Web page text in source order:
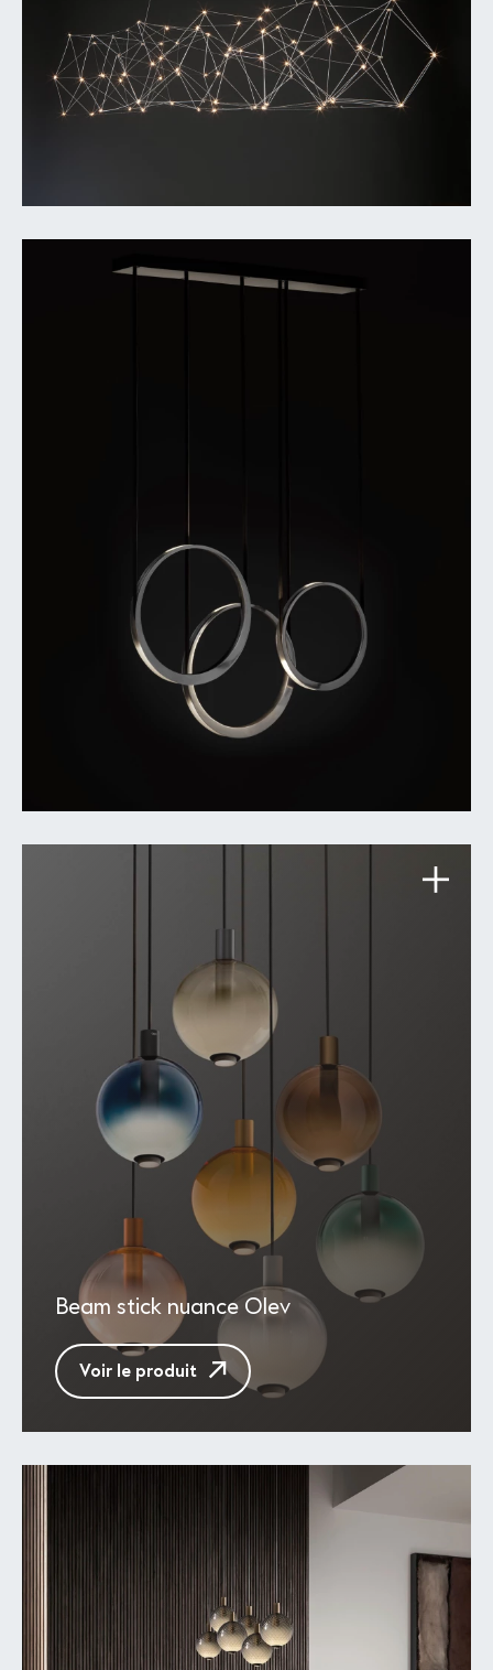
Beam stick nuance Olev
Voir le produit